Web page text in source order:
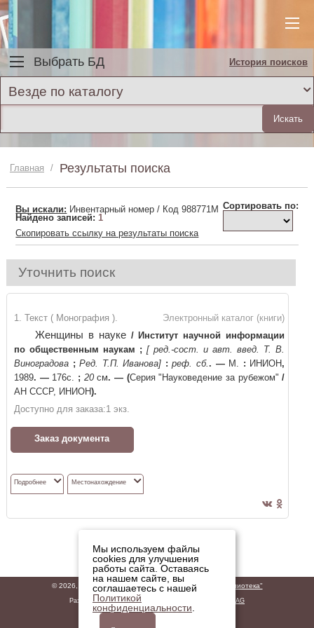
Выбрать БД История поисков
Везде по каталогу
Главная / Результаты поиска
Сортировать по:
Вы искали: Инвентарный номер / Код 988771M
Найдено записей:1
Скопировать ссылку на результаты поиска
Уточнить поиск
Электронный каталог (книги)
1. Текст ( Монография ).
Женщины в науке / Институт научной информации
по общественным наукам ; [ ред.-сост. и авт. введ. Т. В.
Виноградова ; Ред. Т.П. Иванова] : реф. сб.. —М. : ИНИОН ,
1989. —176c. ; 20см. — (Серия "Науковедение за рубежом"/
АН СССР, ИНИОН).
Доступно для заказа:1 экз.
Заказ документа
Подробнее Местонахождение
© 2026,
ГБУК "Владимирская областная научная библиотека"
Разработано ООО «ДИТ-М» Software AG
Мы используем файлы
cookies для улучшения
работы сайта. Оставаясь
на нашем сайте, вы
соглашаетесь с нашей
Политикой
конфиденциальности